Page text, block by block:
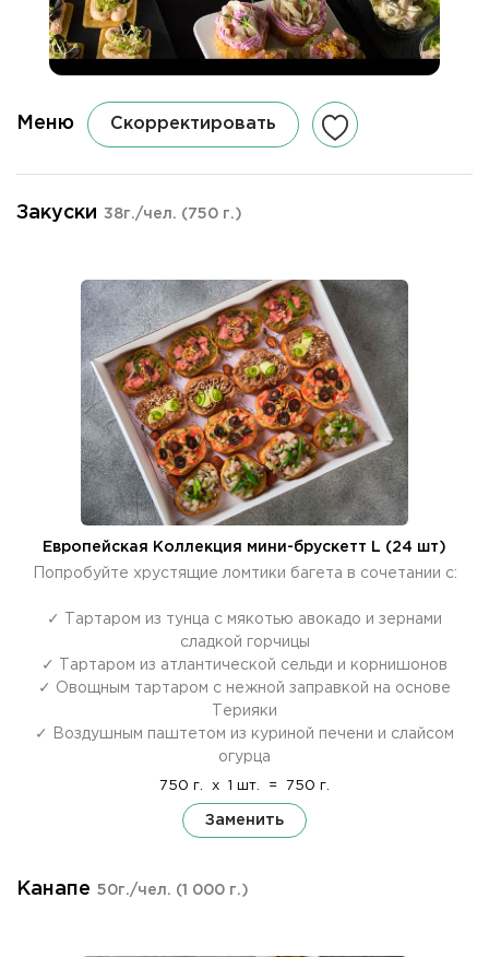
Меню Скорректировать
Закуски 38г./чел. (750 г.)
Европейская Коллекция мини-брускетт L (24 шт)
Попробуйте хрустящие ломтики багета в сочетании с:
✓ Тартаром из тунца с мякотью авокадо и зернами
сладкой горчицы
✓ Тартаром из атлантической сельди и корнишонов
✓ Овощным тартаром с нежной заправкой на основе
Терияки
✓ Воздушным паштетом из куриной печени и слайсом
огурца
750 г. x 1 шт. = 750 г.
Заменить
Канапе 50г./чел. (1 000 г.)